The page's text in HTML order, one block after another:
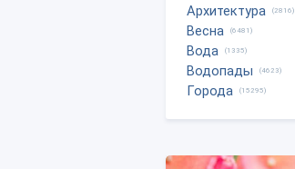
Архитектура (2816)
Весна (6481)
Вода (1335)
Водопады (4623)
Города (15295)